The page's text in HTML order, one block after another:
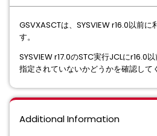
GSVXASCTは、SYSVIEW r16.0以前
す。
SYSVIEW r17.0のSTC実行JCLにr16.0
指定されていないかどうかを確認して
Additional Information